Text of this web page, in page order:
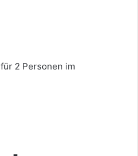
2 Personen im